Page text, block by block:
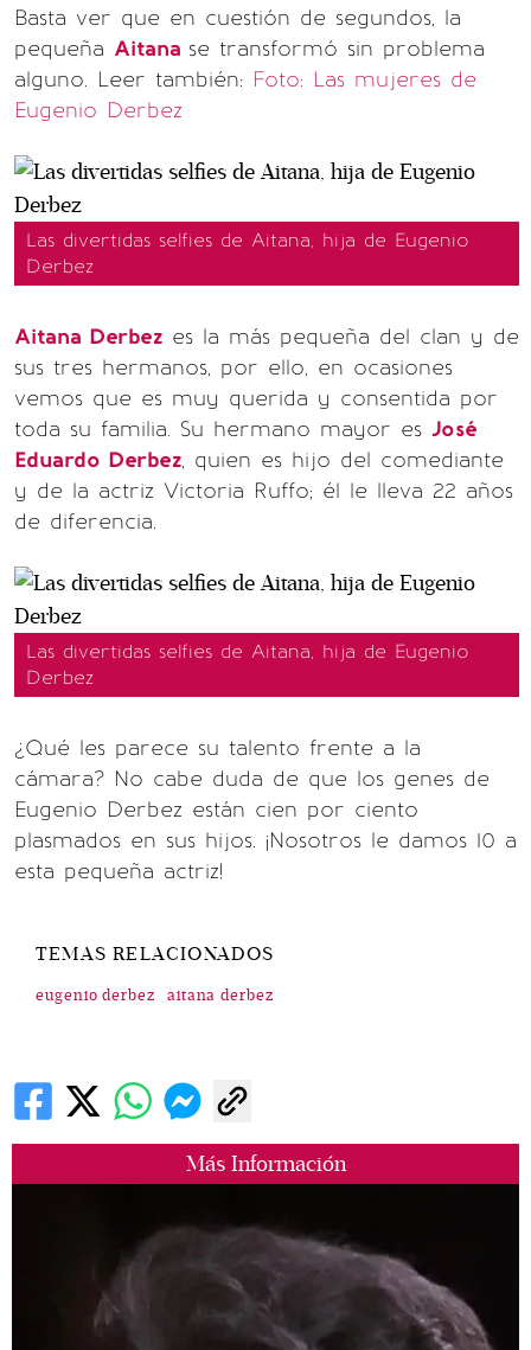
Más Información
Basta ver que en cuestión de segundos, la
pequeña Aitana se transformó sin problema
alguno. Leer también: Foto: Las mujeres de
Eugenio Derbez
Las divertidas selfies de Aitana, hija de Eugenio
Derbez
Aitana Derbez es la más pequeña del clan y de
sus tres hermanos, por ello, en ocasiones
vemos que es muy querida y consentida por
toda su familia. Su hermano mayor es José
Eduardo Derbez, quien es hijo del comediante
y de la actriz Victoria Ruffo; él le lleva 22 años
de diferencia.
Las divertidas selfies de Aitana, hija de Eugenio
Derbez
¿Qué les parece su talento frente a la
cámara? No cabe duda de que los genes de
Eugenio Derbez están cien por ciento
plasmados en sus hijos. ¡Nosotros le damos 10 a
esta pequeña actriz!
TEMAS RELACIONADOS
eugenio derbez aitana derbez